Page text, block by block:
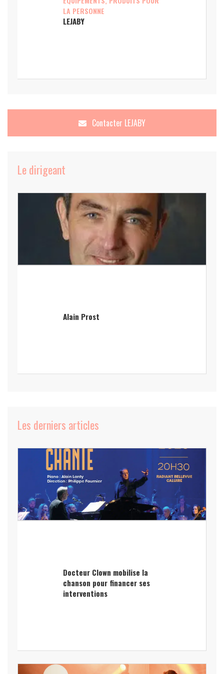
LA PERSONNE
LEJABY
Contacter LEJABY
Le dirigeant
Alain Prost
Les derniers articles
Docteur Clown mobilise la
chanson pour financer ses
interventions